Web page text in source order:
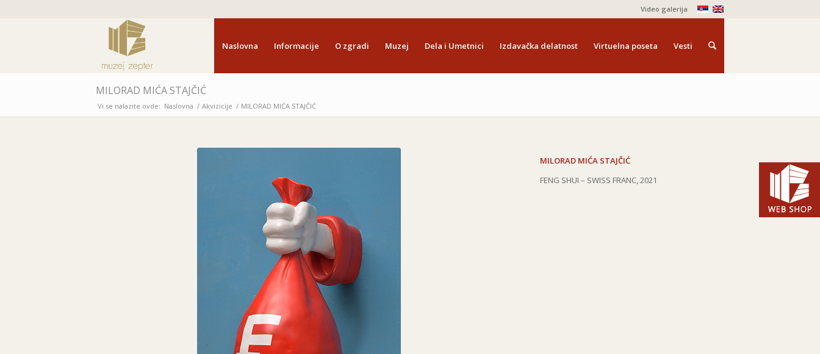
Video galerija
Naslovna Informacije O zgradi Muzej Dela i Umetnici Izdavačka delatnost Virtuelna poseta Vesti
MILORAD MIĆA STAJČIĆ
Vi se nalazite ovde: Naslovna / Akvizicije / MILORAD MIĆA STAJČIĆ
MILORAD MIĆA STAJČIĆ
FENG SHUI – SWISS FRANC, 2021